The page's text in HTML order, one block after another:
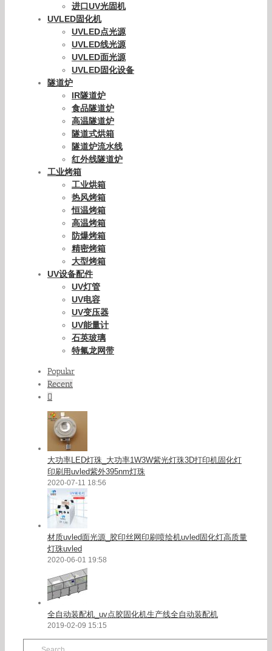
进口UV光固机
UVLED固化机
UVLED点光源
UVLED线光源
UVLED面光源
UVLED固化设备
隧道炉
IR隧道炉
食品隧道炉
高温隧道炉
隧道式烘箱
隧道炉流水线
红外线隧道炉
工业烤箱
工业烘箱
热风烤箱
恒温烤箱
高温烤箱
防爆烤箱
精密烤箱
大型烤箱
UV设备配件
UV灯管
UV电容
UV变压器
UV能量计
石英玻璃
特氟龙网带
Popular
Recent
大功率LED灯珠_大功率1W3W紫光灯珠3D打印机固化灯
印刷用uvled紫外395nm灯珠
2020-07-11 18:56
材质uvled面光源_胶印丝网印刷喷绘机uvled固化灯高质量
灯珠uvled
2020-06-01 19:58
全自动装配机_uv点胶固化机生产线全自动装配机
2019-02-09 15:15